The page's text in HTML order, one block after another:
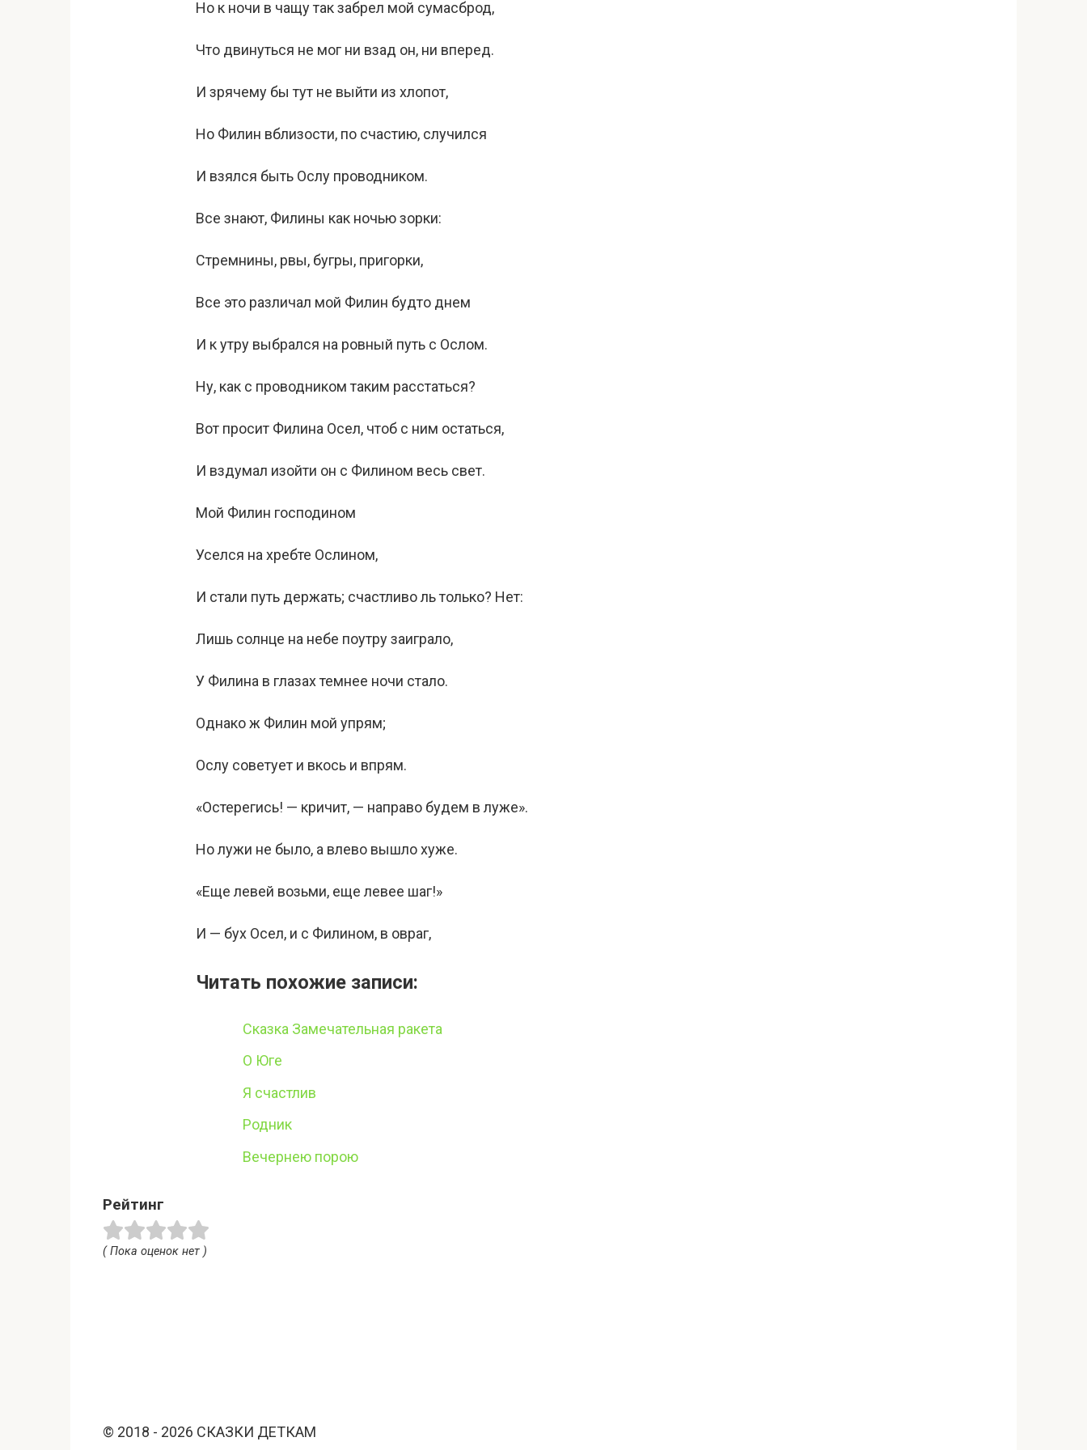
Но к ночи в чащу так забрел мой сумасброд,
Что двинуться не мог ни взад он, ни вперед.
И зрячему бы тут не выйти из хлопот,
Но Филин вблизости, по счастию, случился
И взялся быть Ослу проводником.
Все знают, Филины как ночью зорки:
Стремнины, рвы, бугры, пригорки,
Все это различал мой Филин будто днем
И к утру выбрался на ровный путь с Ослом.
Ну, как с проводником таким расстаться?
Вот просит Филина Осел, чтоб с ним остаться,
И вздумал изойти он с Филином весь свет.
Мой Филин господином
Уселся на хребте Ослином,
И стали путь держать; счастливо ль только? Нет:
Лишь солнце на небе поутру заиграло,
У Филина в глазах темнее ночи стало.
Однако ж Филин мой упрям;
Ослу советует и вкось и впрям.
«Остерегись! — кричит, — направо будем в луже».
Но лужи не было, а влево вышло хуже.
«Еще левей возьми, еще левее шаг!»
И — бух Осел, и с Филином, в овраг,
Читать похожие записи:
Сказка Замечательная ракета
О Юге
Я счастлив
Родник
Вечернею порою
Рейтинг
( Пока оценок нет )
© 2018 - 2026 СКАЗКИ ДЕТКАМ